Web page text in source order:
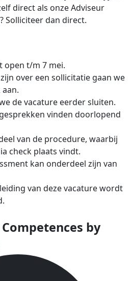
direct als onze Adviseur
Solliciteer dan direct.
open t/m 7 mei.
over een sollicitatie gaan we
de vacature eerder sluiten.
vinden doorlopend
van de procedure, waarbij
check plaats vindt.
kan onderdeel zijn van
van deze vacature wordt
by